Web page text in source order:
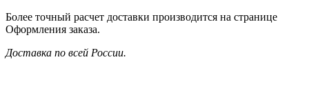
Более точный расчет доставки производится на странице
Оформления заказа.
Доставка по всей России.